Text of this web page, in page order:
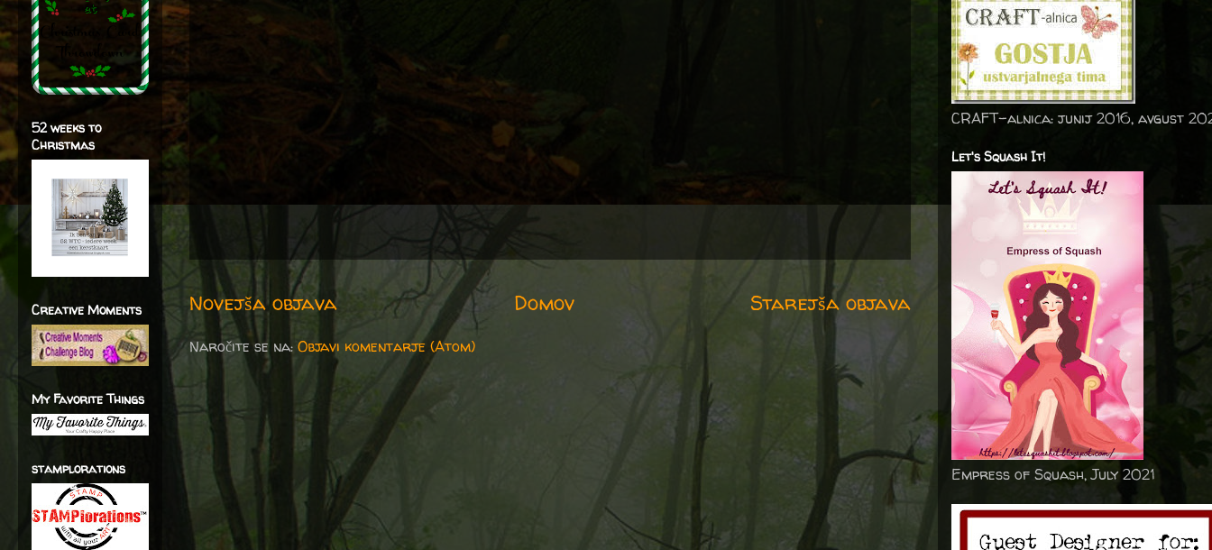
Novejša objava Starejša objava
Domov
Naročite se na: Objavi komentarje (Atom)
52 weeks to
Christmas
Creative Moments
My Favorite Things
stamplorations
CRAFT-alnica: junij 2016, avgust
Let's Squash It!
Empress of Squash, July 2021